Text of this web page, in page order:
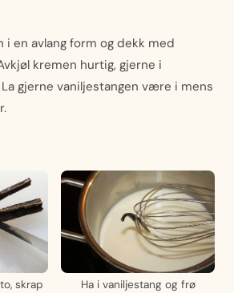
i en avlang form og dekk med
kremen hurtig, gjerne i
gjerne vaniljestangen være i mens
skrap
Ha i vaniljestang og frø